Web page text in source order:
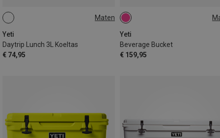
Maten
Yeti
Daytrip Lunch 3L Koeltas
€ 74,95
3L
Yeti
Beverage Bucket
€ 159,95
7.6L